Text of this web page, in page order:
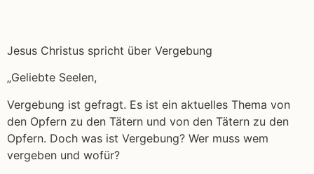
Jesus Christus spricht über Vergebung
„Geliebte Seelen,
Vergebung ist gefragt. Es ist ein aktuelles Thema von
den Opfern zu den Tätern und von den Tätern zu den
Opfern. Doch was ist Vergebung? Wer muss wem
vergeben und wofür?